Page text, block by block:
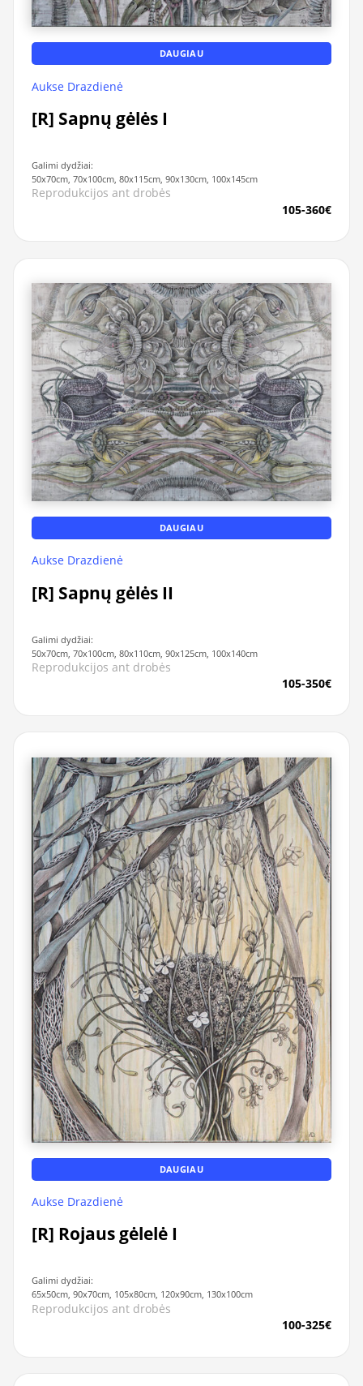
DAUGIAU
Aukse Drazdienė
[R] Sapnų gėlės I
Galimi dydžiai:
50x70cm, 70x100cm, 80x115cm, 90x130cm, 100x145cm
Reprodukcijos ant drobės
105-360€
DAUGIAU
Aukse Drazdienė
[R] Sapnų gėlės II
Galimi dydžiai:
50x70cm, 70x100cm, 80x110cm, 90x125cm, 100x140cm
Reprodukcijos ant drobės
105-350€
DAUGIAU
Aukse Drazdienė
[R] Rojaus gėlelė I
Galimi dydžiai:
65x50cm, 90x70cm, 105x80cm, 120x90cm, 130x100cm
Reprodukcijos ant drobės
100-325€